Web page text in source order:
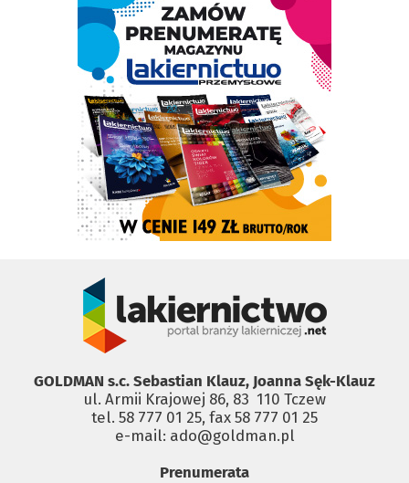
GOLDMAN s.c. Sebastian Klauz, Joanna Sęk-Klauz
ul. Armii Krajowej 86, 83 ­ 110 Tczew
tel. 58 777 01 25, fax 58 777 01 25
e-mail: ado@goldman.pl
Prenumerata